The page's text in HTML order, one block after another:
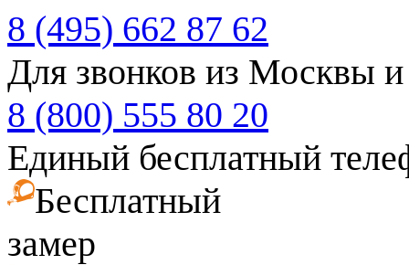
8 (495) 662 87 62
Для звонков из Москвы
8 (800) 555 80 20
Единый бесплатный
Бесплатный
замер